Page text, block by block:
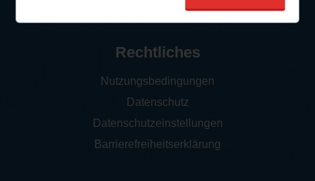
Rechtliches
Nutzungsbedingungen
Datenschutz
Datenschutzeinstellungen
Barrierefreiheitserklärung